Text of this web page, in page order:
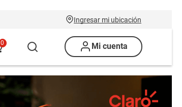
Ingresar mi ubicación
0 Mi cuenta